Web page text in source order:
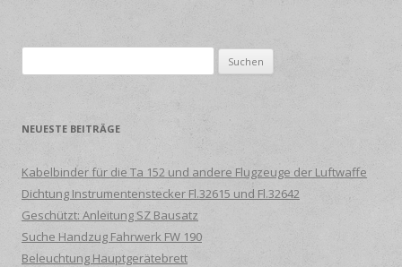
nach:
NEUESTE BEITRÄGE
Kabelbinder für die Ta 152 und andere Flugzeuge der Luftwaffe
Dichtung Instrumentenstecker Fl.32615 und Fl.32642
Geschützt: Anleitung SZ Bausatz
Suche Handzug Fahrwerk FW 190
Beleuchtung Hauptgerätebrett